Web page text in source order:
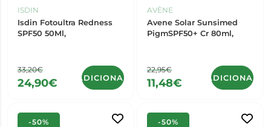
ISDIN
Isdin Fotoultra Redness
SPF50 50Ml,
33,20€
24,90€ ADICIONAR
AVÈNE
Avene Solar Sunsimed
PigmSPF50+ Cr 80ml,
22,95€
11,48€ ADICIONAR
-50% -50%